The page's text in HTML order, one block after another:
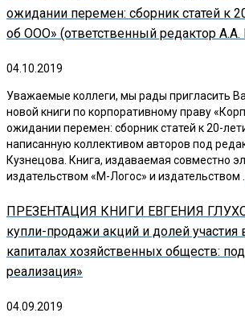
ожидании перемен: сборник статей к
об ООО» (ответственный редактор
04.10.2019
Уважаемые коллеги, мы рады пригласить
новой книги по корпоративному праву
ожидании перемен: сборник статей к 20-
написанную коллективом авторов под
Кузнецова. Книга, издаваемая совместно
издательством «М-Логос» и издательством …
ПРЕЗЕНТАЦИЯ КНИГИ ЕВГЕНИЯ
купли-продажи акций и долей участия
капиталах хозяйственных обществ:
реализация»
04.09.2019